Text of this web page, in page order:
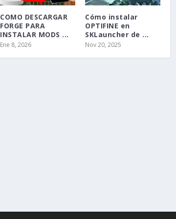
COMO DESCARGAR
FORGE PARA
INSTALAR MODS ...
Ene 8, 2026
Cómo instalar
OPTIFINE en
SKLauncher de ...
Nov 20, 2025